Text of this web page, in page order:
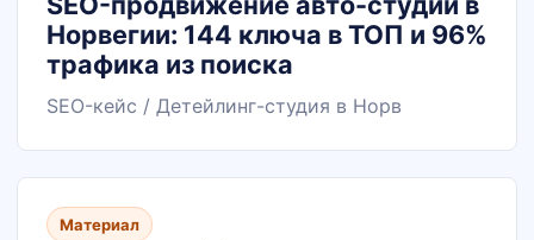
Норвегии: 144 ключа в ТОП и 96%
трафика из поиска
SEO-кейс / Детейлинг-студия в Норв
Материал